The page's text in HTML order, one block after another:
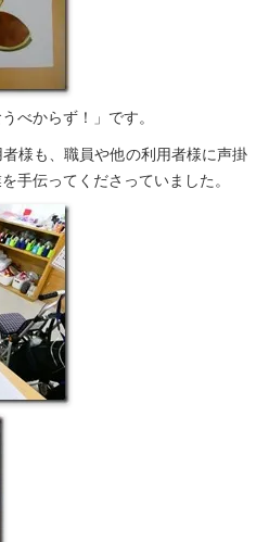
べからず！」です。
様も、職員や他の利用者様に声掛
手伝ってくださっていました。